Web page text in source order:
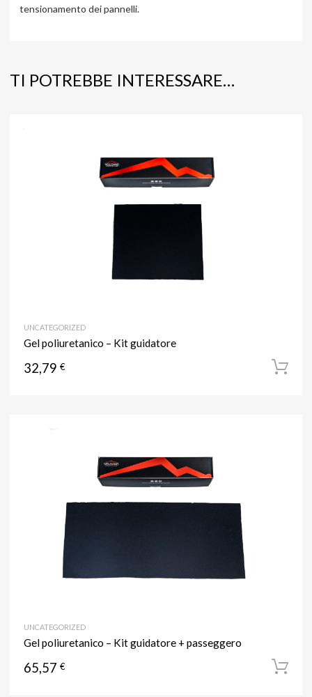
tensionamento dei pannelli.
TI POTREBBE INTERESSARE…
UNCATEGORIZED
Gel poliuretanico – Kit guidatore
32,79 €
UNCATEGORIZED
Gel poliuretanico – Kit guidatore + passeggero
65,57 €